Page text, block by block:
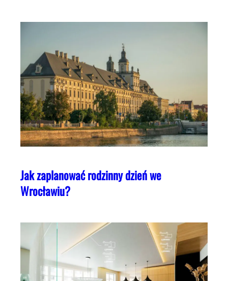
Jak zaplanować rodzinny dzień we
Wrocławiu?